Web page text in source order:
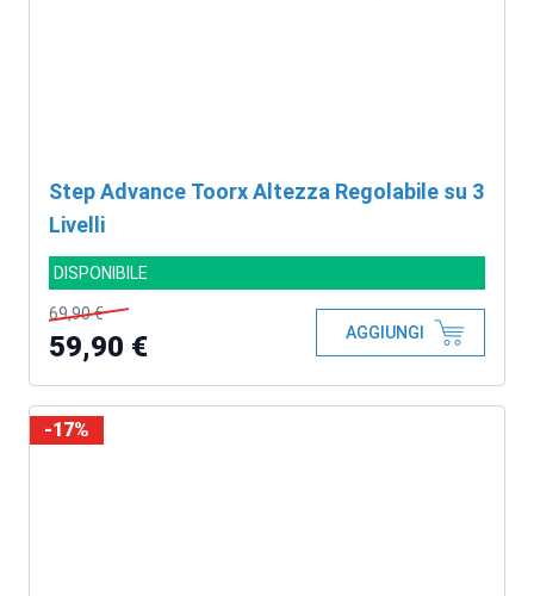
Step Advance Toorx Altezza Regolabile su 3
Livelli
DISPONIBILE
69,90 €
59,90 € AGGIUNGI
-17%